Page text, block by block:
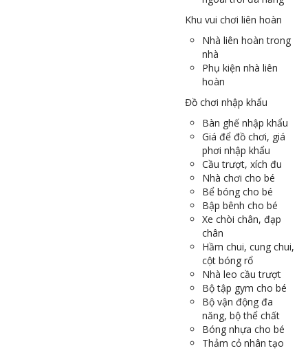
Khu vui chơi liên hoàn
Nhà liên hoàn trong
nhà
Phụ kiện nhà liên
hoàn
Đồ chơi nhập khẩu
Bàn ghế nhập khẩu
Giá để đồ chơi, giá
phơi nhập khẩu
Cầu trượt, xích đu
Nhà chơi cho bé
Bể bóng cho bé
Bập bênh cho bé
Xe chòi chân, đạp
chân
Hầm chui, cung chui,
cột bóng rổ
Nhà leo cầu trượt
Bộ tập gym cho bé
Bộ vận động đa
năng, bộ thể chất
Bóng nhựa cho bé
Thảm cỏ nhân tạo